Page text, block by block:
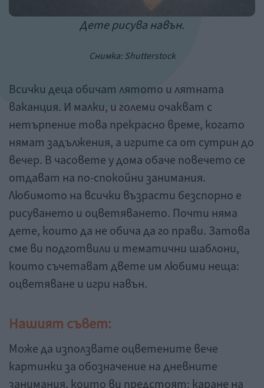
Дете рисува навън.
Снимка:Shutterstock
Всички деца обичат лятото и лятната
ваканция. И малки, и големи очакват с
нетърпение това прекрасно време, когато
нямат задължения, а игрите са от сутрин до
вечер. В часовете у дома обаче повечето се
отдават на по-спокойни занимания.
Любимото на всички възрасти безспорно е
рисуването и оцветяването. Почти няма
дете, които да не обича да го прави. Затова
сме ви подготвили и тематични шаблони,
които съчетават двете им любими неща:
оцветяване и игри навън.
Нашият съвет:
Може да използвате оцветените вече
картинки за обозначение на дневните
занимания, които ви предстоят: каране на